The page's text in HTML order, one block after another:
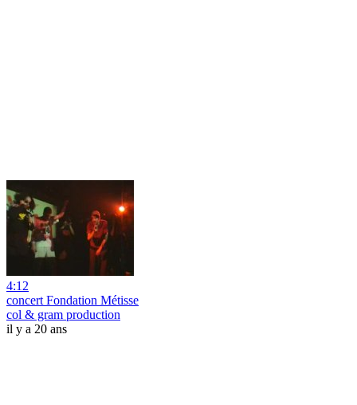
4:12
concert Fondation Métisse
col & gram production
il y a 20 ans